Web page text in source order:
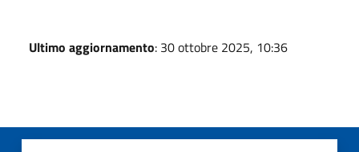
Ultimo aggiornamento: 30 ottobre 2025, 10:36